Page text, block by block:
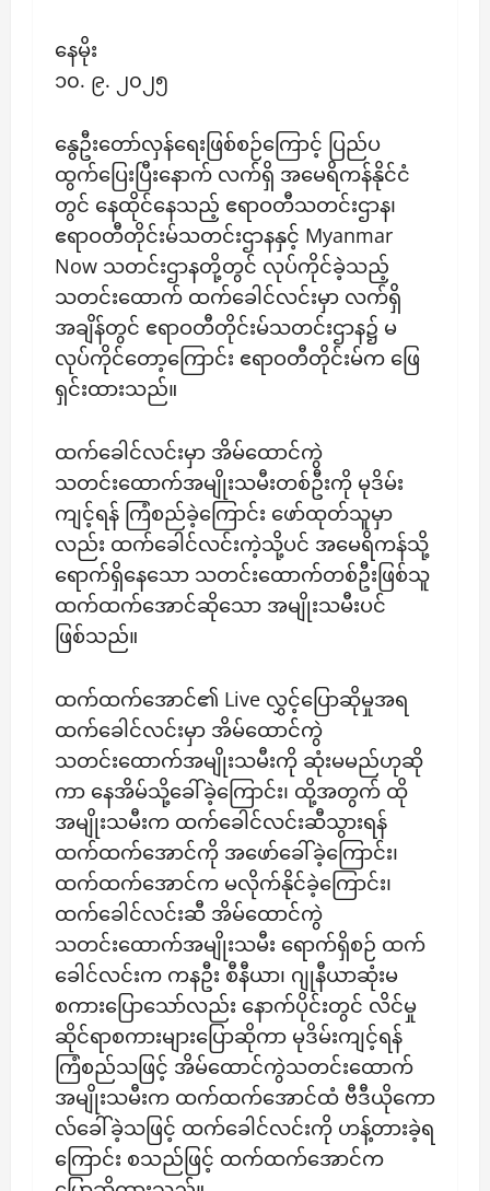
နေမိုး
၁၀. ၉. ၂၀၂၅
နွေဦးတော်လှန်ရေးဖြစ်စဉ်ကြောင့် ပြည်ပ
ထွက်ပြေးပြီးနောက် လက်ရှိ အမေရိကန်နိုင်ငံ
တွင် နေထိုင်နေသည့် ဧရာဝတီသတင်းဌာန၊
ဧရာဝတီတိုင်းမ်သတင်းဌာနနှင့် Myanmar
Now သတင်းဌာနတို့တွင် လုပ်ကိုင်ခဲ့သည့်
သတင်းထောက် ထက်ခေါင်လင်းမှာ လက်ရှိ
အချိန်တွင် ဧရာဝတီတိုင်းမ်သတင်းဌာန၌ မ
လုပ်ကိုင်တော့ကြောင်း ဧရာဝတီတိုင်းမ်က ‌‌ဖြေ
ရှင်းထားသည်။
ထက်ခေါင်လင်းမှာ အိမ်ထောင်ကွဲ
သတင်းထောက်အမျိုးသမီးတစ်ဦးကို မုဒိမ်း
ကျင့်ရန် ကြံစည်ခဲ့ကြောင်း ဖော်ထုတ်သူမှာ
လည်း ထက်ခေါင်လင်းကဲ့သို့ပင် အမေရိကန်သို့
ရောက်ရှိနေသော သတင်းထောက်တစ်ဦးဖြစ်သူ
ထက်ထက်အောင်ဆိုသော အမျိုးသမီးပင်
ဖြစ်သည်။
ထက်ထက်အောင်၏ Live လွှင့်ပြောဆိုမှုအရ
ထက်ခေါင်လင်းမှာ အိမ်ထောင်ကွဲ
သတင်းထောက်အမျိုးသမီးကို ဆုံးမမည်ဟုဆို
ကာ နေအိမ်သို့ခေါ်ခဲ့ကြောင်း၊ ထို့အတွက် ထို
အမျိုးသမီးက ထက်ခေါင်လင်းဆီသွားရန်
ထက်ထက်အောင်ကို အဖော်ခေါ်ခဲ့ကြောင်း၊
ထက်ထက်အောင်က မလိုက်နိုင်ခဲ့ကြောင်း၊
ထက်ခေါင်လင်းဆီ အိမ်ထောင်ကွဲ
သတင်းထောက်အမျိုးသမီး ရောက်ရှိစဉ် ထက်
ခေါင်လင်းက ကနဦး စီနီယာ၊ ဂျုနီယာဆုံးမ
စကားပြောသော်လည်း နောက်ပိုင်းတွင် လိင်မှု
ဆိုင်ရာစကားများပြောဆိုကာ မုဒိမ်းကျင့်ရန်
ကြံစည်သဖြင့် အိမ်ထောင်ကွဲသတင်းထောက်
အမျိုးသမီးက ထက်ထက်အောင်ထံ ဗီဒီယိုကော
လ်ခေါ်ခဲ့‌သဖြင့် ထက်ခေါင်လင်းကို ဟန့်တားခဲ့ရ
ကြောင်း စသည်ဖြင့် ထက်ထက်အောင်က